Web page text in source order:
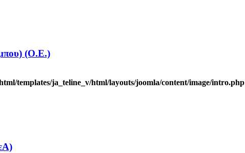
(Ο.Ε.)
templates/ja_teline_v/html/layouts/joomla/content/image/intro.php